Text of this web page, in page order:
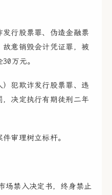
行股票罪、伪造金融票
意销毁会计凭证罪，被
万元。
犯欺诈发行股票罪、违
决定执行有期徒刑二年
审理树立标杆。
场禁入决定书，终身禁止